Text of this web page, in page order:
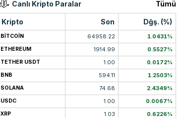
Canlı Kripto Paralar Tümü
Kripto Son Dğş. (%)
BITCOIN 64958.22 1.0431%
ETHEREUM 1914.99 0.5527%
TETHER USDT 1.00 0.0172%
BNB 594.11 1.2503%
SOLANA 74.68 2.4349%
USDC 1.00 0.0067%
XRP 1.03 0.6226%